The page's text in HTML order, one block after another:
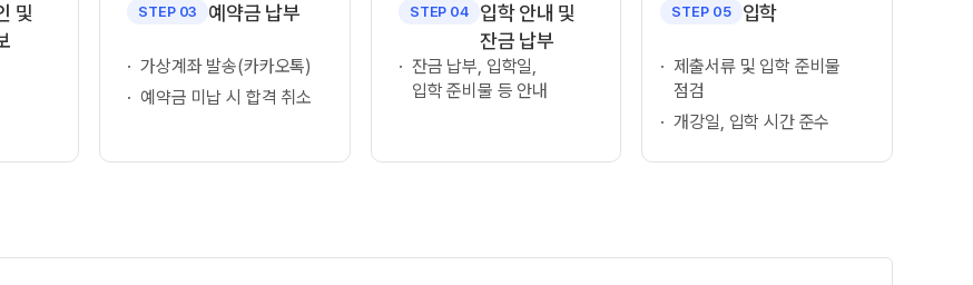
수학 아이젠
2026 수능 적중 문항
메가 스마트 리포트
및
STEP 03 예약금 납부
가상계좌 발송(카카오톡)
예약금 미납 시 합격 취소
STEP 04
입학 안내 및
잔금 납부
잔금 납부, 입학일,
입학 준비물 등 안내
STEP 05 입학
제출서류 및 입학 준비물
점검
개강일, 입학 시간 준수